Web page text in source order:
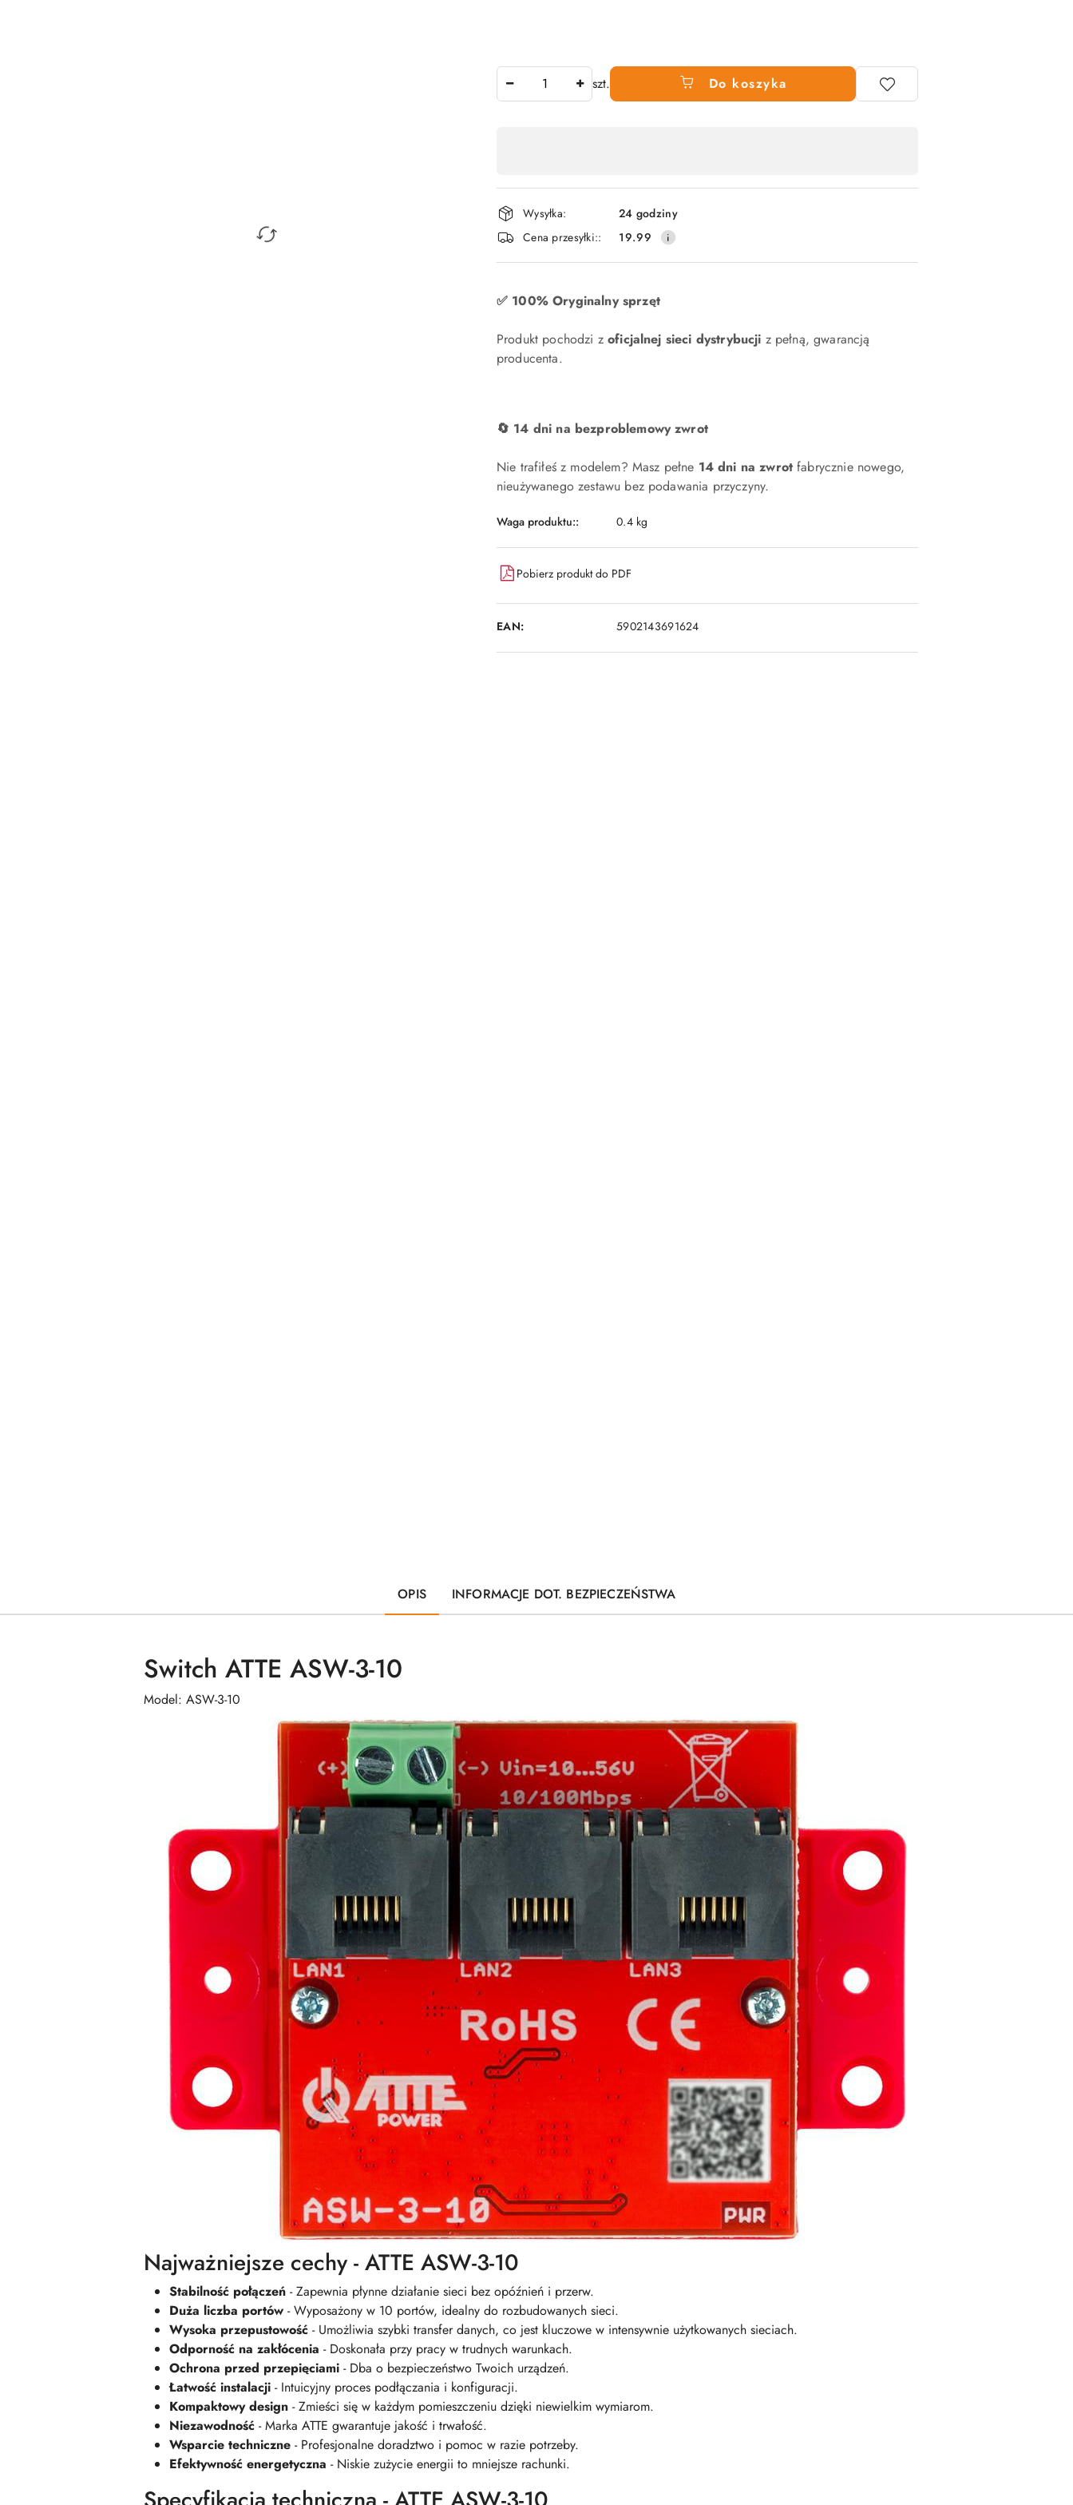
szt. Do koszyka
,
płatność
i
dostawa
Wysyłka:
24 godziny
Cena przesyłki::
19.99
✅ 100% Oryginalny sprzęt
Produkt pochodzi zoficjalnej sieci dystrybucji z pełną, gwarancją
producenta.
🔄 14 dni na bezproblemowy zwrot
Nie trafiłeś z modelem? Masz pełne 14 dni na zwrot fabrycznie nowego,
nieużywanego zestawu bez podawania przyczyny.
Waga produktu:: 0.4 kg
Pobierz produkt do PDF
EAN: 5902143691624
OPIS INFORMACJE DOT. BEZPIECZEŃSTWA
Switch ATTE ASW-3-10
Model: ASW-3-10
Najważniejsze cechy - ATTE ASW-3-10
Stabilność połączeń - Zapewnia płynne działanie sieci bez opóźnień i przerw.
Duża liczba portów - Wyposażony w 10 portów, idealny do rozbudowanych sieci.
Wysoka przepustowość - Umożliwia szybki transfer danych, co jest kluczowe w intensywnie użytkowanych sieciach.
Odporność na zakłócenia - Doskonała przy pracy w trudnych warunkach.
Ochrona przed przepięciami - Dba o bezpieczeństwo Twoich urządzeń.
Łatwość instalacji - Intuicyjny proces podłączania i konfiguracji.
Kompaktowy design - Zmieści się w każdym pomieszczeniu dzięki niewielkim wymiarom.
Niezawodność - Marka ATTE gwarantuje jakość i trwałość.
Wsparcie techniczne - Profesjonalne doradztwo i pomoc w razie potrzeby.
Efektywność energetyczna - Niskie zużycie energii to mniejsze rachunki.